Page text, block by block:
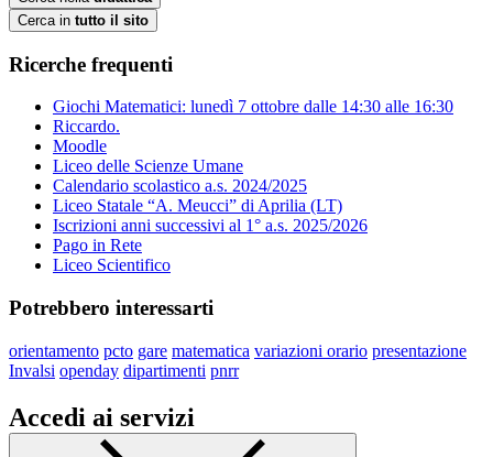
Cerca in tutto il sito
Ricerche frequenti
Giochi Matematici: lunedì 7 ottobre dalle 14:30 alle 16:30
Riccardo.
Moodle
Liceo delle Scienze Umane
Calendario scolastico a.s. 2024/2025
Liceo Statale “A. Meucci” di Aprilia (LT)
Iscrizioni anni successivi al 1° a.s. 2025/2026
Pago in Rete
Liceo Scientifico
Potrebbero interessarti
orientamento pcto gare matematica variazioni orario presentazione
Invalsi openday dipartimenti pnrr
Accedi ai servizi